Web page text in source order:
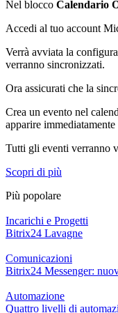
Nel blocco Calendario
Accedi al tuo account
Verrà avviata la
verranno sincronizzati.
Ora assicurati che la
Crea un evento nel
apparire
Tutti gli eventi verranno
Scopri di più
Più popolare
Incarichi e Progetti
Bitrix24 Lavagne
Comunicazioni
Bitrix24 Messenger:
Automazione
Quattro livelli di